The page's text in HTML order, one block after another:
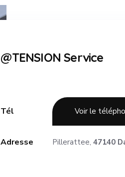
@TENSION Service
Tél Voir le
Adresse Pillerattee,47140